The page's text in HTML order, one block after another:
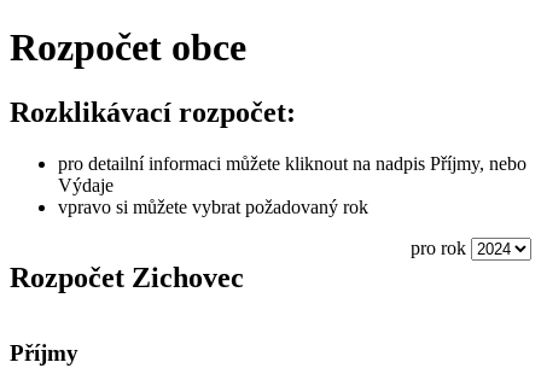
Rozpočet obce
Rozklikávací rozpočet:
pro detailní informaci můžete kliknout na nadpis Příjmy, nebo
Výdaje
vpravo si můžete vybrat požadovaný rok
pro rok
Rozpočet Zichovec
Příjmy